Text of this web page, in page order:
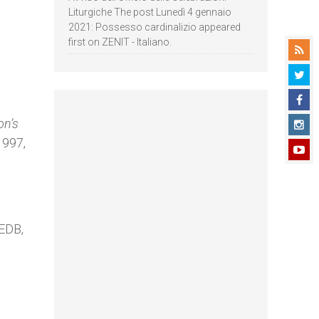
Liturgiche The post Lunedì 4 gennaio
2021: Possesso cardinalizio appeared
first on ZENIT - Italiano.